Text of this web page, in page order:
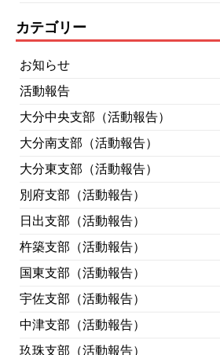
カテゴリー
お知らせ
活動報告
大分中央支部（活動報告）
大分南支部（活動報告）
大分東支部（活動報告）
別府支部（活動報告）
日出支部（活動報告）
杵築支部（活動報告）
国東支部（活動報告）
宇佐支部（活動報告）
中津支部（活動報告）
玖珠支部（活動報告）